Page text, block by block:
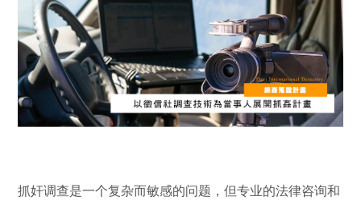
抓奸调查是一个复杂而敏感的问题，但专业的法律咨询和